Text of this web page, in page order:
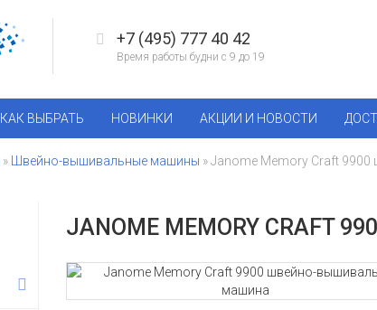
+7 (495) 777 40 42
Время работы будни с 9 до 19
КАК ВЫБРАТЬ НОВИНКИ АКЦИИ И НОВОСТИ
» Швейно-вышивальные машины » Janome Memory Craft
JANOME MEMORY